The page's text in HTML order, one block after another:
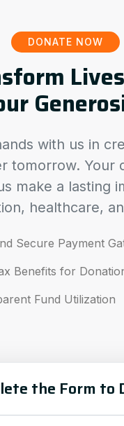
DONATE NOW
with us in
tomorrow. Your
make a lasting
healthcare,
Secure Payment
Benefits for
Fund Utilization
the Form to